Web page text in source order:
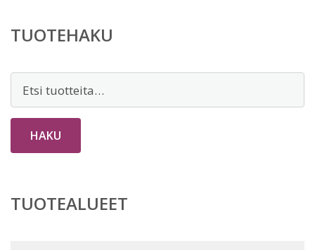
TUOTEHAKU
HAKU
TUOTEALUEET